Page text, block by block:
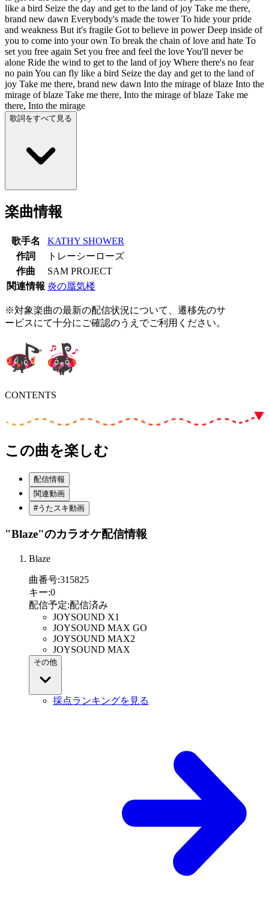
like a bird Seize the day and get to the land of joy Take me there,
brand new dawn Everybody's made the tower To hide your pride
and weakness But it's fragile Got to believe in power Deep inside of
you to come into your own To break the chain of love and hate To
set you free again Set you free and feel the love You'll never be
alone Ride the wind to get to the land of joy Where there's no fear
no pain You can fly like a bird Seize the day and get to the land of
joy Take me there, brand new dawn Into the mirage of blaze Into the
mirage of blaze Take me there, Into the mirage of blaze Take me
there, Into the mirage
歌詞をすべて見る
楽曲情報
歌手名
KATHY SHOWER
作詞
トレーシーローズ
作曲
SAM PROJECT
関連情報 炎の蜃気楼
※対象楽曲の最新の配信状況について、遷移先のサ
ービスにて十分にご確認のうえでご利用ください。
CONTENTS
この曲を楽しむ
配信情報
関連動画
#うたスキ動画
"Blaze"のカラオケ配信情報
Blaze
曲番号:315825
キー:0
配信予定:配信済み
JOYSOUND X1
JOYSOUND MAX GO
JOYSOUND MAX2
JOYSOUND MAX
その他
採点ランキングを見る